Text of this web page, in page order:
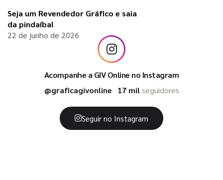
Seja um Revendedor Gráfico e saia
da pindaíba!
22 de junho de 2026
Acompanhe a GIV Online no Instagram
@graficagivonline
17 milseguidores
Seguir no Instagram